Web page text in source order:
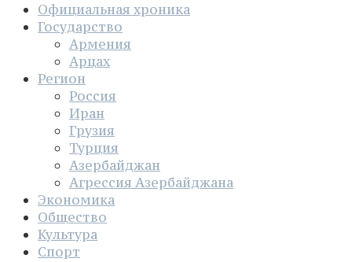
Официальная хроника
Государство
Армения
Арцах
Регион
Россия
Иран
Грузия
Турция
Азербайджан
Агрессия Азербайджана
Экономика
Общество
Культура
Спорт